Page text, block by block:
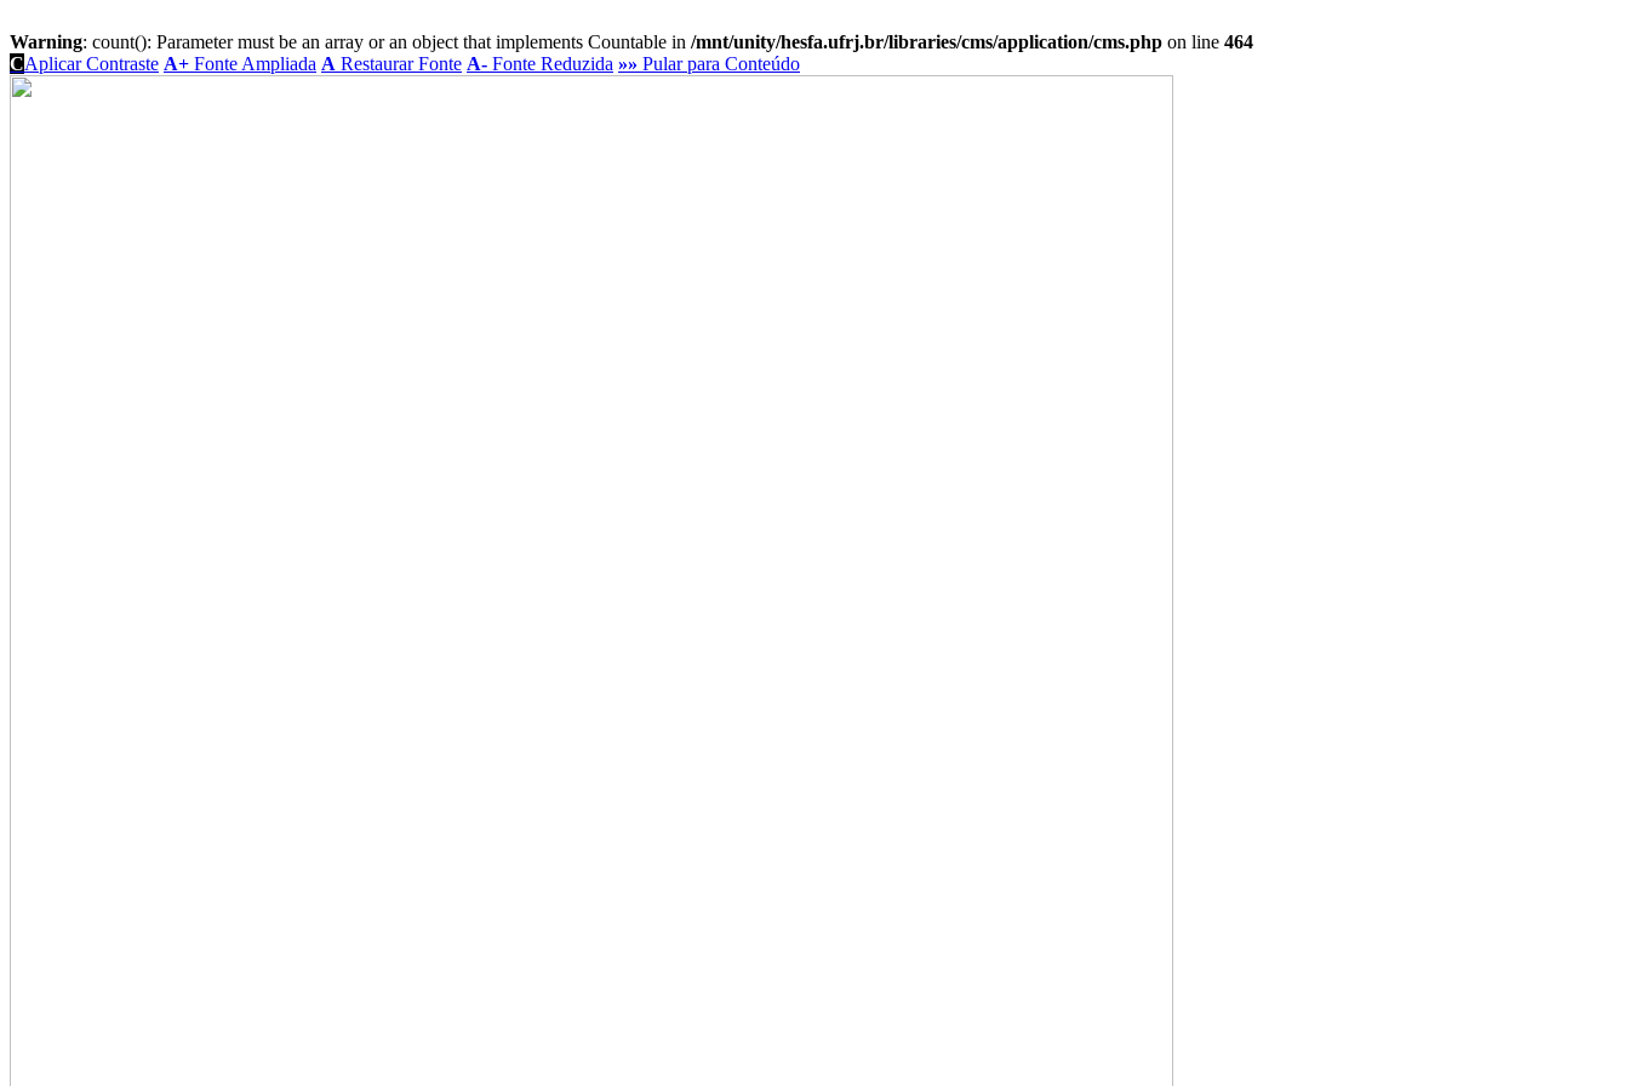
Warning: count(): Parameter must be an array or an object that implements Countable in /mnt/unity/hesfa.ufrj.br/libraries/cms/application/cms.php on line 464
CAplicar Contraste A+ Fonte Ampliada A Restaurar Fonte A- Fonte Reduzida »» Pular para Conteúdo